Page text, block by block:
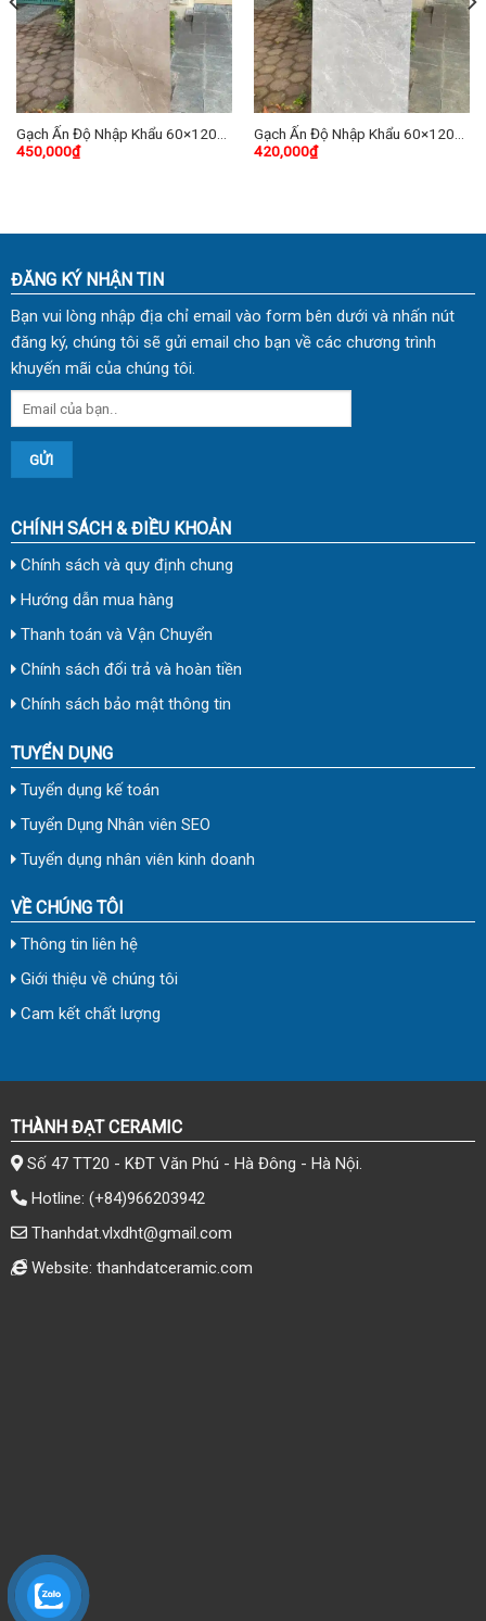
Gạch Ấn Độ Nhập Khẩu 60×120
(cm) TDVH-05
450,000₫
Gạch Ấn Độ Nhập Khẩu 60×120
(cm) TDVH-01
420,000₫
ĐĂNG KÝ NHẬN TIN
Bạn vui lòng nhập địa chỉ email vào form bên dưới và nhấn nút
đăng ký, chúng tôi sẽ gửi email cho bạn về các chương trình
khuyến mãi của chúng tôi.
CHÍNH SÁCH & ĐIỀU KHOẢN
Chính sách và quy định chung
Hướng dẫn mua hàng
Thanh toán và Vận Chuyển
Chính sách đổi trả và hoàn tiền
Chính sách bảo mật thông tin
TUYỂN DỤNG
Tuyển dụng kế toán
Tuyển Dụng Nhân viên SEO
Tuyển dụng nhân viên kinh doanh
VỀ CHÚNG TÔI
Thông tin liên hệ
Giới thiệu về chúng tôi
Cam kết chất lượng
THÀNH ĐẠT CERAMIC
Số 47 TT20 - KĐT Văn Phú - Hà Đông - Hà Nội.
Hotline: (+84)966203942
Thanhdat.vlxdht@gmail.com
Website: thanhdatceramic.com